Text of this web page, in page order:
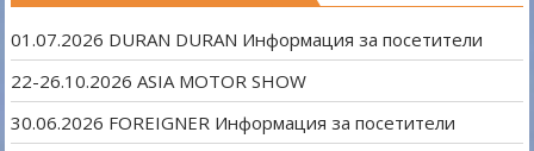
01.07.2026 DURAN DURAN Информация за посетители
22-26.10.2026 ASIA MOTOR SHOW
30.06.2026 FOREIGNER Информация за посетители